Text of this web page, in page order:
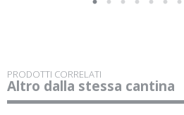
PRODOTTI CORRELATI
Altro dalla stessa cantina